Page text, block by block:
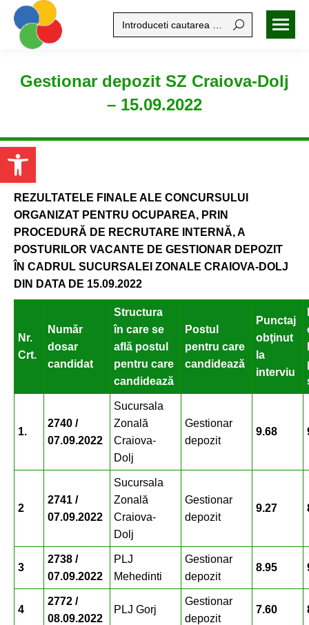
Open toolbar
Search:
Gestionar depozit SZ Craiova-Dolj
– 15.09.2022
REZULTATELE FINALE ALE CONCURSULUI
ORGANIZAT PENTRU OCUPAREA, PRIN
PROCEDURĂ DE RECRUTARE INTERNĂ, A
POSTURILOR VACANTE DE GESTIONAR DEPOZIT
ÎN CADRUL SUCURSALEI ZONALE CRAIOVA-DOLJ
DIN DATA DE 15.09.2022
Nr.
Crt.
Număr
dosar
candidat
Structura
în care se
află postul
pentru care
candidează
Postul
pentru care
candidează
Punctaj
obţinut
la
interviu
1.
2740 /
07.09.2022
Sucursala
Zonală
Craiova-
Dolj
Gestionar
depozit
9.68
2
2741 /
07.09.2022
Sucursala
Zonală
Craiova-
Dolj
Gestionar
depozit
9.27
3
2738 /
07.09.2022
PLJ
Mehedinti
Gestionar
depozit
8.95
4
2772 /
08.09.2022
PLJ Gorj
Gestionar
depozit
7.60